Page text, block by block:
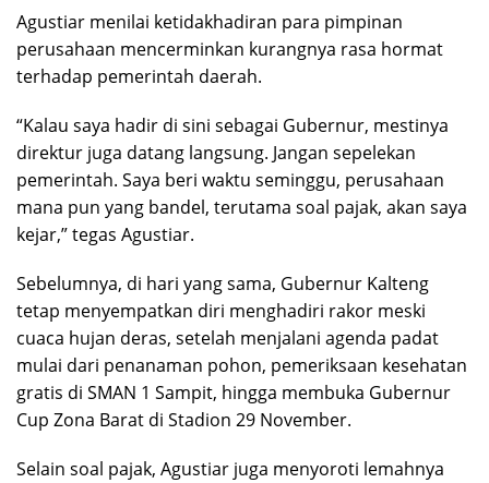
Agustiar menilai ketidakhadiran para pimpinan
perusahaan mencerminkan kurangnya rasa hormat
terhadap pemerintah daerah.
“Kalau saya hadir di sini sebagai Gubernur, mestinya
direktur juga datang langsung. Jangan sepelekan
pemerintah. Saya beri waktu seminggu, perusahaan
mana pun yang bandel, terutama soal pajak, akan saya
kejar,” tegas Agustiar.
Sebelumnya, di hari yang sama, Gubernur Kalteng
tetap menyempatkan diri menghadiri rakor meski
cuaca hujan deras, setelah menjalani agenda padat
mulai dari penanaman pohon, pemeriksaan kesehatan
gratis di SMAN 1 Sampit, hingga membuka Gubernur
Cup Zona Barat di Stadion 29 November.
Selain soal pajak, Agustiar juga menyoroti lemahnya